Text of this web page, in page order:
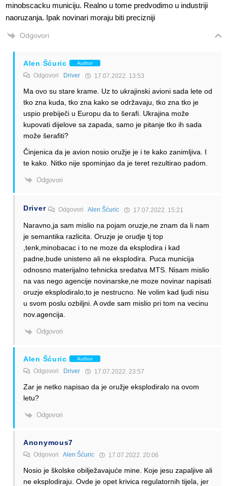
minobscacku municiju. Realno u tome predvodimo u industriji
naoruzanja. Ipak novinari moraju biti precizniji
Odgovori
Alen Šćuric Author
Odgovori Driver 17.07.2022. 13:53
Ma ovo su stare krame. Uz to ukrajinski avioni sada lete od
tko zna kuda, tko zna kako se održavaju, tko zna tko je
uspio prebiječi u Europu da to šerafi. Ukrajina može
kupovati dijelove sa zapada, samo je pitanje tko ih sada
može šerafiti?
Činjenica da je avion nosio oružje je i te kako zanimljiva. I
te kako. Nitko nije spominjao da je teret rezultirao padom.
Odgovori
Driver OdgovoriAlen Šćuric 17.07.2022. 15:21
Naravno,ja sam mislio na pojam oruzje,ne znam da li nam
je semantika razlicita. Oruzje je orudje tj top
,tenk,minobacac i to ne moze da eksplodira i kad
padne,bude unisteno ali ne eksplodira. Puca municija
odnosno materijalno tehnicka sredatva MTS. Nisam mislio
na vas nego agencije novinarske,ne moze novinar napisati
oruzje eksplodiralo,to je nestrucno. Ne volim kad ljudi nisu
u svom poslu ozbiljni. A ovde sam mislio pri tom na vecinu
nov.agencija.
Odgovori
Alen Šćuric Author
Odgovori Driver 17.07.2022. 23:57
Zar je netko napisao da je oružje eksplodiralo na ovom
letu?
Odgovori
Anonymous7
Odgovori Alen Šćuric 17.07.2022. 20:06
Nosio je školske obilježavajuće mine. Koje jesu zapaljive ali
ne eksplodiraju. Ovde je opet krivica regulatornih tijela, jer